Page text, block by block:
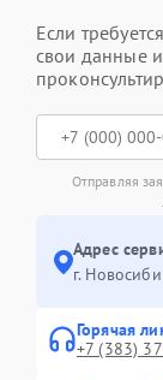
Если
свои данные
Отправляя
Адрес
г.
Горячая
+7 (383)